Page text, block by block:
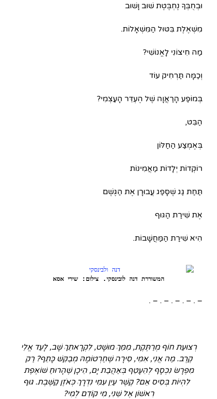
וּבְחֻבְּךָ נֶחְבֶּטֶת שׁוּב וָשׁוּב
מִשְׁאֶלֶת בִּטּוּל הַמִּשְׁאָלוֹת.
מַה חִיצוֹנִי לָאֱנוֹשִׁי?
וְכַמָּה תַּרְחִיק עוֹד
בְּמוֹפַע הָרַאֲוָה שֶׁל הֶעְדֵּר הָעַצְמִי?
הַבֵּט,
בְּאֶמְצַע הַחַלּוֹן
רוֹקְדוֹת יְלָדוֹת מַאֲמִינוֹת
תַּחַת גַּג שֶׁסָּפַג עֲבוּרָן אֶת הַגֶּשֶׁם
אֶת שִׁירַת הַגּוּף
הִיא שִׁירַת הַמַּחֲשָׁבוֹת.
המשוררת דנה לובינסקי. צילום: שירי אסא
– . – . – . – . – .
רְצוּעַת חוֹף מְרַתֶּקֶת, מִמֵּךְ מוּשָׁט, לִקְרָאתֵךְ שָׁב, לָעַד אֱלֵי
קֶרֶב. מַה אֲנִי, אִמִּי, סִירָה שֶׁחַרְטוֹמָהּ מְבַקֵּשׁ כָּתֵף? רַק
מִפְרָשׂ נִכְסָף לְהֵעָטֵף בְּאַהֲבַת יָם, הֵיכָן שֶׁהָרוּחַ שׁוֹאֶפֶת
לִהְיוֹת בְּסִיס אֵם? קֶשֶׁר עַיִן עִמִּי נִדְרָךְ כְּאֹזֶן קַשֶּׁבֶת. גּוּף
רִאשׁוֹן אֶל שֵׁנִי, מִי קוֹדֵם לְמִי?